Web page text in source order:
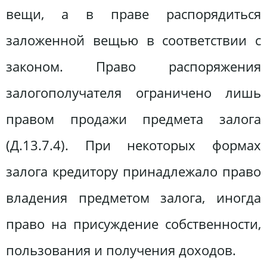
вещи, а в праве распорядиться
заложенной вещью в соответствии с
законом. Право распоряжения
залогополучателя ограничено лишь
правом продажи предмета залога
(Д.13.7.4). При некоторых формах
залога кредитору принадлежало право
владения предметом залога, иногда
право на присуждение собственности,
пользования и получения доходов.